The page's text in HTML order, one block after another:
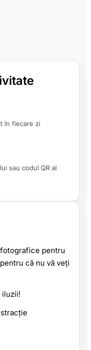
în fiecare zi
sau codul QR al
pentru
că nu vă veți
iluzii!